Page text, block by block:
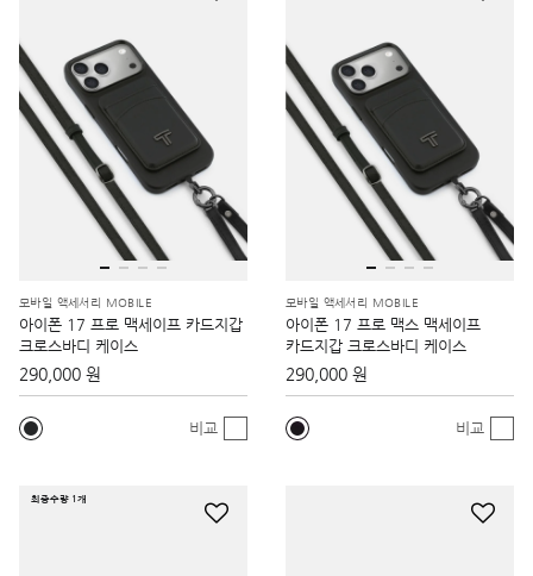
모바일 액세서리 MOBILE
아이폰 17 프로 맥세이프 카드지갑
크로스바디 케이스
290,000 원
비교
모바일 액세서리 MOBILE
아이폰 17 프로 맥스 맥세이프
카드지갑 크로스바디 케이스
290,000 원
비교
최종수량 1개